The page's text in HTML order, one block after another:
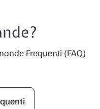
Frequenti (FAQ)